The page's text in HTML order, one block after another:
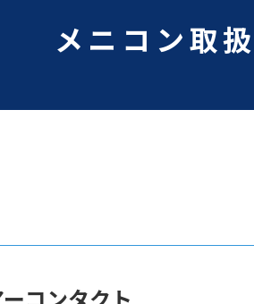
メニコン取